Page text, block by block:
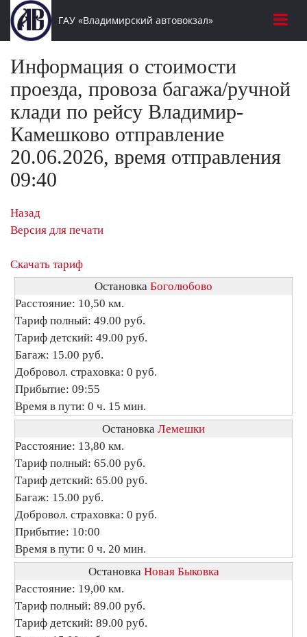
ГАУ «Владимирский автовокзал»
Информация о стоимости
проезда, провоза багажа/ручной
клади по рейсу Владимир-
Камешково отправление
20.06.2026, время отправления
09:40
Назад
Версия для печати
Скачать тариф
Остановка Боголюбово
Расстояние: 10,50 км.
Тариф полный: 49.00 руб.
Тариф детский: 49.00 руб.
Багаж: 15.00 руб.
Добровол. страховка: 0 руб.
Прибытие: 09:55
Время в пути: 0 ч. 15 мин.
Остановка Лемешки
Расстояние: 13,80 км.
Тариф полный: 65.00 руб.
Тариф детский: 65.00 руб.
Багаж: 15.00 руб.
Добровол. страховка: 0 руб.
Прибытие: 10:00
Время в пути: 0 ч. 20 мин.
Остановка Новая Быковка
Расстояние: 19,00 км.
Тариф полный: 89.00 руб.
Тариф детский: 89.00 руб.